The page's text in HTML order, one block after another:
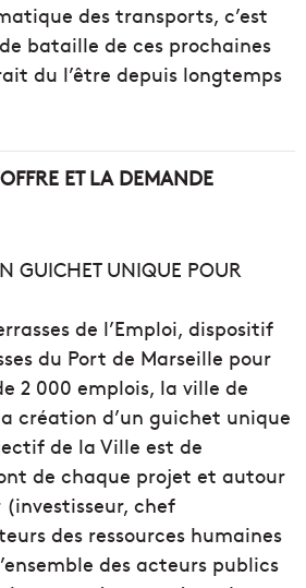
des transports, c’est
bataille de ces prochaines
du l’être depuis longtemps
ET LA DEMANDE
GUICHET UNIQUE POUR
de l’Emploi, dispositif
du Port de Marseille pour
2 000 emplois, la ville de
création d’un guichet unique
de la Ville est de
de chaque projet et autour
chef
des ressources humaines
des acteurs publics